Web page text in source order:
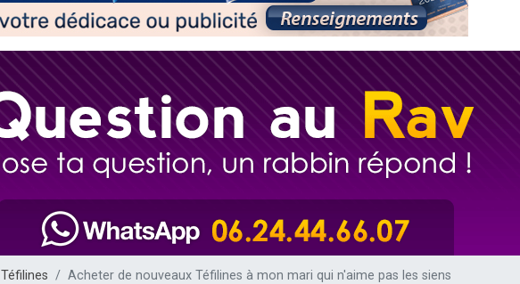
2 personnes viennent de nous rejoindre sur WhatsApp
13 personnes viennent de demander une bénédiction
12 nouvelles musiques dans Torah-Box Music
30 personnes viennent de faire un don pour Sauvez la jambe de Yohan
Il reste 49 places pour étudier en groupe sur Zoom
2 personnes viennent de nous rejoindre sur WhatsApp
2 nouvelles musiques dans Torah-Box Music
6 personnes viennent de nous rejoindre sur WhatsApp
Téfilines Acheter de nouveaux Téfilines à mon mari qui n'aime pas les siens